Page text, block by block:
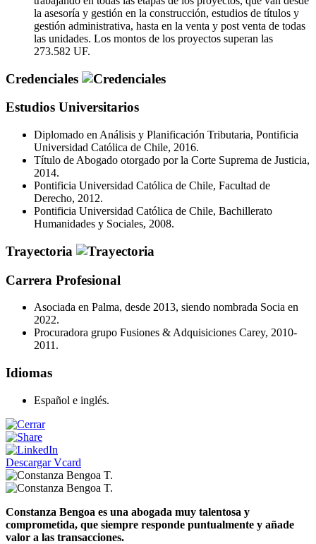
la asesoría y gestión en la construcción, estudios de títulos y
gestión administrativa, hasta en la venta y post venta de todas
las unidades. Los montos de los proyectos superan las
273.582 UF.
Credenciales
Estudios Universitarios
Diplomado en Análisis y Planificación Tributaria, Pontificia
Universidad Católica de Chile, 2016.
Título de Abogado otorgado por la Corte Suprema de Justicia,
2014.
Pontificia Universidad Católica de Chile, Facultad de
Derecho, 2012.
Pontificia Universidad Católica de Chile, Bachillerato
Humanidades y Sociales, 2008.
Trayectoria
Carrera Profesional
Asociada en Palma, desde 2013, siendo nombrada Socia en
2022.
Procuradora grupo Fusiones & Adquisiciones Carey, 2010-
2011.
Idiomas
Español e inglés.
Descargar Vcard
Constanza Bengoa es una abogada muy talentosa y
comprometida, que siempre responde puntualmente y añade
valor a las transacciones.